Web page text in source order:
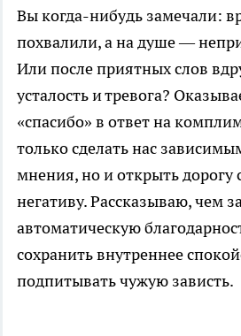
Вы когда-нибудь замечали:
похвалили, а на душе —
Или после приятных слов
усталость и тревога?
«спасибо» в ответ на
только сделать нас
мнения, но и открыть дорогу
негативу. Рассказываю, чем
автоматическую
сохранить внутреннее
подпитывать чужую зависть.